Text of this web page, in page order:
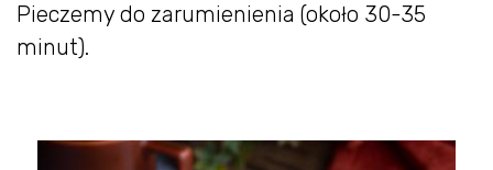
Pieczemy do zarumienienia (około 30-35
minut).